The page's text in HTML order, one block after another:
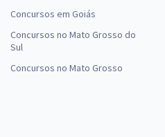
Concursos em Goiás
Concursos no Mato Grosso do
Sul
Concursos no Mato Grosso